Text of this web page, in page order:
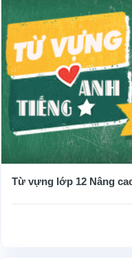
Từ vựng lớp 12 Nâng